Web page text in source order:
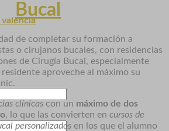
Bucal
de completar su formación a
o cirujanos bucales, con residencias
de Cirugía Bucal, especialmente
aproveche al máximo su
clínicas con un máximo de dos
, lo que las convierten en cursos de
personalizados en los que el alumno